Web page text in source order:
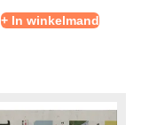
+ In winkelmand